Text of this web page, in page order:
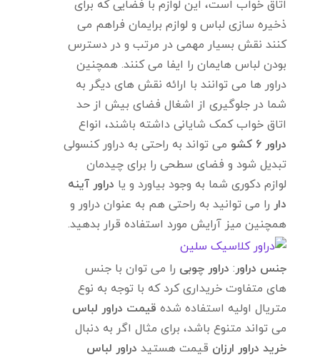
اتاق خواب است، این لوازم با فضایی که برای
ذخیره سازی لباس و لوازم برایمان فراهم می
کنند نقش بسیار مهمی در مرتب و در دسترس
بودن لباس هایمان را ایفا می کنند. همچنین
دراور ها می توانند با ارائه نقش های دیگر به
شما در جلوگیری از اشغال فضای بیش از حد
اتاق خواب کمک شایانی داشته باشند، انواع
دراور 6 کشو
می تواند به راحتی به دراور کنسولی
تبدیل شود و فضای سطحی را برای چیدمان
لوازم دکوری شما به وجود بیاورد و یا دراور آینه
دار را می توانید به راحتی هم به عنوان دراور و
همچنین میز آرایش مورد استفاده قرار بدهید.
جنس دراور: دراور چوبی را می توان با جنس
های متفاوت خریداری کرد که با توجه به نوع
متریال اولیه استفاده شده قیمت دراور لباس
می تواند متنوع باشد، برای مثال اگر به دنبال
خرید دراور ارزان قیمت هستید دراور لباس